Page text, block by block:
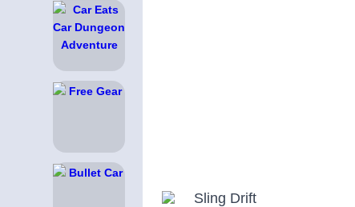
Sling Drift